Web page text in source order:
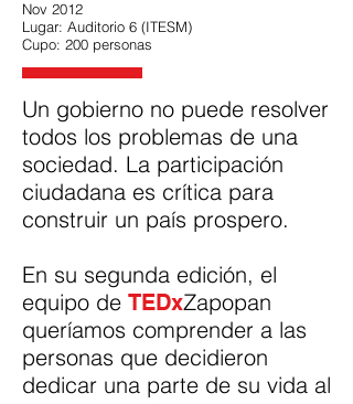
Nov 2012
Lugar: Auditorio 6 (ITESM)
Cupo: 200 personas
Un gobierno no puede resolver
todos los problemas de una
sociedad. La participación
ciudadana es crítica para
construir un país prospero.
En su segunda edición, el
equipo de TEDxZapopan
queríamos comprender a las
personas que decidieron
dedicar una parte de su vida al